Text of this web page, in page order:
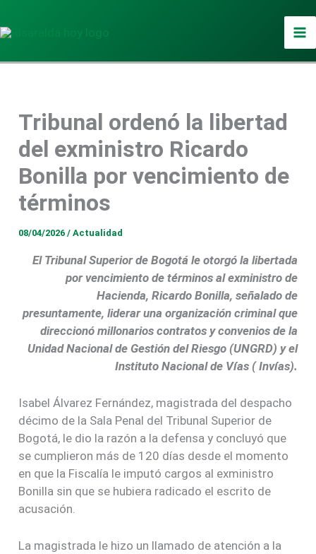
al
Tribunal ordenó la libertad
del exministro Ricardo
Bonilla por vencimiento de
términos
08/04/2026/Actualidad
El Tribunal Superior de Bogotá le otorgó la libertada
por vencimiento de términos al exministro de
Hacienda, Ricardo Bonilla, señalado de
presuntamente, liderar una organización criminal que
direccionó millonarios contratos y convenios de la
Unidad Nacional de Gestión del Riesgo (UNGRD) y el
Instituto Nacional de Vías ( Invías).
Isabel Álvarez Fernández, magistrada del despacho
décimo de la Sala Penal del Tribunal Superior de
Bogotá, le dio la razón a la defensa y concluyó que
se cumplieron más de 120 días desde el momento
en que la Fiscalía le imputó cargos al exministro
Bonilla sin que se hubiera radicado el escrito de
acusación.
La magistrada le hizo un llamado de atención a la